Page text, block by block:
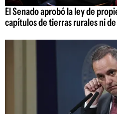
El Senado aprobó la ley de
capítulos de tierras rurales ni